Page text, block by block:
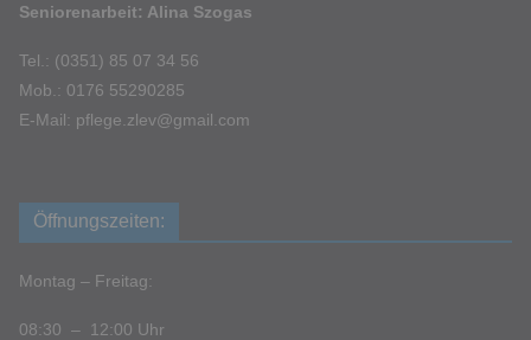
Seniorenarbeit: Alina Szogas
Tel.: (0351) 85 07 34 56
Mob.: 0176 55290285
E-Mail: pflege.zlev@gmail.com
Öffnungszeiten:
Montag – Freitag:
08:30 – 12:00 Uhr